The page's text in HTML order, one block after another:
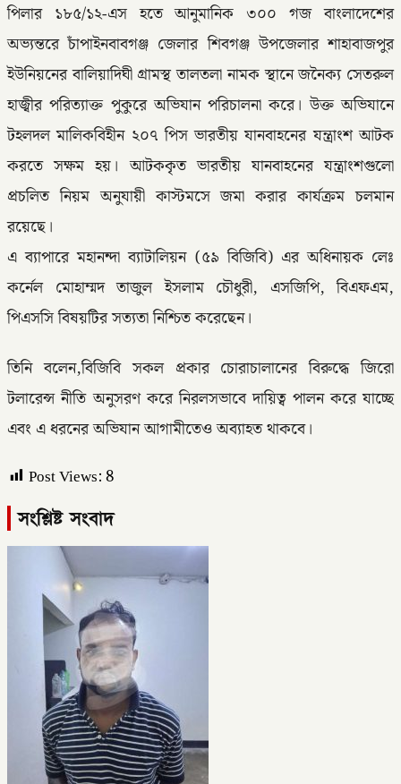
পিলার ১৮৫/১২-এস হতে আনুমানিক ৩০০ গজ বাংলাদেশের
অভ্যন্তরে চাঁপাইনবাবগঞ্জ জেলার শিবগঞ্জ উপজেলার শাহাবাজপুর
ইউনিয়নের বালিয়াদিঘী গ্রামস্থ তালতলা নামক স্থানে জনৈক্য সেতরুল
হাজ্বীর পরিত্যাক্ত পুকুরে অভিযান পরিচালনা করে। উক্ত অভিযানে
টহলদল মালিকবিহীন ২০৭ পিস ভারতীয় যানবাহনের যন্ত্রাংশ আটক
করতে সক্ষম হয়। আটককৃত ভারতীয় যানবাহনের যন্ত্রাংশগুলো
প্রচলিত নিয়ম অনুযায়ী কাস্টমসে জমা করার কার্যক্রম চলমান
রয়েছে।
এ ব্যাপারে মহানন্দা ব্যাটালিয়ন (৫৯ বিজিবি) এর অধিনায়ক লেঃ
কর্নেল মোহাম্মদ তাজুল ইসলাম চৌধুরী, এসজিপি, বিএফএম,
পিএসসি বিষয়টির সত্যতা নিশ্চিত করেছেন।
তিনি বলেন,বিজিবি সকল প্রকার চোরাচালানের বিরুদ্ধে জিরো
টলারেন্স নীতি অনুসরণ করে নিরলসভাবে দায়িত্ব পালন করে যাচ্ছে
এবং এ ধরনের অভিযান আগামীতেও অব্যাহত থাকবে।
Post Views:8
সংশ্লিষ্ট সংবাদ